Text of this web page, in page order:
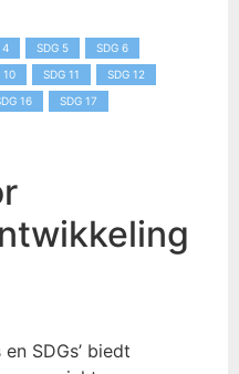
4 SDG 5
SDG 6
10 SDG 11
SDG 12
16 SDG 17
SDGs’ biedt